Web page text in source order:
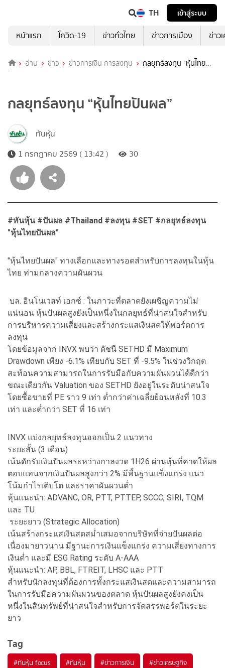
TH
เข้าสู่ระบบ
หน้าแรก
โควิด-19 ข่าวทั่วไทย ข่าวการเมือง ข่าว
อ่าน ข่าว ข่าวการเงิน การลงทุน
กลยุทธ์ลงทุน “หุ้นไทย
ปันผล”
กลยุทธ์ลงทุน “หุ้นไทยปันผล”
ทันหุ้น
1 กรกฎาคม 2569 ( 13:42 )
30
#ทันหุ้น #ปันผล #Thailand #ลงทุน #SET #กลยุทธ์ลงทุน
"หุ้นไทยปันผล"
"หุ้นไทยปันผล" ทางเลือกและทางรอดสำหรับการลงทุนในหุ้น
ไทย ท่ามกลางความผันผวน
บล. อินโนเวสท์ เอกซ์ : ในภาวะที่ตลาดยังเผชิญความไม่
แน่นอน หุ้นปันผลสูงยังเป็นหนึ่งในกลยุทธ์ที่น่าสนใจสำหรับ
การบริหารความเสี่ยงและสร้างกระแสเงินสดให้พอร์ตการ
ลงทุน
โดยข้อมูลจาก INVX พบว่า ดัชนี SETHD มี Maximum
Drawdown เพียง -6.1% เทียบกับ SET ที่ -9.5% ในช่วงวิกฤต
สะท้อนความสามารถในการรับมือกับความผันผวนได้ดีกว่า
ขณะเดียวกัน Valuation ของ SETHD ยังอยู่ในระดับน่าสนใจ
โดยซื้อขายที่ PE ราว 9 เท่า ต่ำกว่าค่าเฉลี่ยย้อนหลังที่ 10.3
เท่า และต่ำกว่า SET ที่ 16 เท่า
INVX แบ่งกลยุทธ์ลงทุนออกเป็น 2 แนวทาง
ระยะสั้น (3 เดือน)
เน้นดักรับเงินปันผลระหว่างกาลงวด 1H26 ผ่านหุ้นที่คาดให้ผล
ตอบแทนจากเงินปันผลสูงกว่า 2% มีพื้นฐานแข็งแกร่ง แนว
โน้มกำไรเติบโต และราคาผันผวนต่ำ
หุ้นแนะนำ: ADVANC, OR, PTT, PTTEP, SCCC, SIRI, TQM
และ TU
ระยะยาว (Strategic Allocation)
เน้นสร้างกระแสเงินสดสม่ำเสมอจากบริษัทที่จ่ายปันผลต่อ
เนื่องมายาวนาน มีฐานะการเงินแข็งแกร่ง ความเสี่ยงทางการ
เงินต่ำ และมี ESG Rating ระดับ A-AAA
หุ้นแนะนำ: AP, BBL, FTREIT, LHSC และ PTT
สำหรับนักลงทุนที่ต้องการทั้งกระแสเงินสดและความสามารถ
ในการรับมือความผันผวนของตลาด หุ้นปันผลสูงยังคงเป็น
หนึ่งในสินทรัพย์ที่น่าสนใจสำหรับการจัดสรรพอร์ตในระยะ
ยาว
Tag
#ทันหุ้น focus #ทันหุ้น #ข่าวการเงิน #ข่าวเศรษฐกิจ